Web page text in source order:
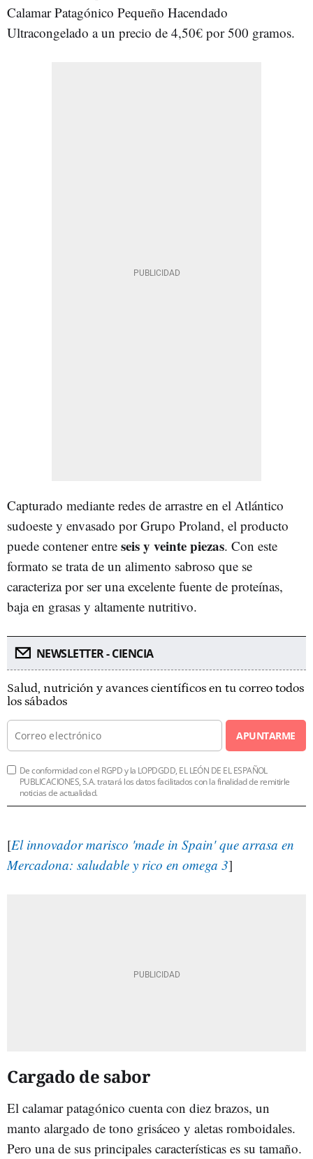
Calamar Patagónico Pequeño Hacendado
Ultracongelado a un precio de 4,50€ por 500 gramos.
Capturado mediante redes de arrastre en el Atlántico
sudoeste y envasado por Grupo Proland, el producto
puede contener entre seis y veinte piezas. Con este
formato se trata de un alimento sabroso que se
caracteriza por ser una excelente fuente de proteínas,
baja en grasas y altamente nutritivo.
NEWSLETTER - CIENCIA
Salud, nutrición y avances científicos en tu correo todos
los sábados
APUNTARME
De conformidad con el RGPD y la LOPDGDD, EL LEÓN DE EL ESPAÑOL
PUBLICACIONES, S.A. tratará los datos facilitados con la finalidad de remitirle
noticias de actualidad.
[El innovador marisco 'made in Spain' que arrasa en
Mercadona: saludable y rico en omega 3]
Cargado de sabor
El calamar patagónico cuenta con diez brazos, un
manto alargado de tono grisáceo y aletas romboidales.
Pero una de sus principales características es su tamaño.